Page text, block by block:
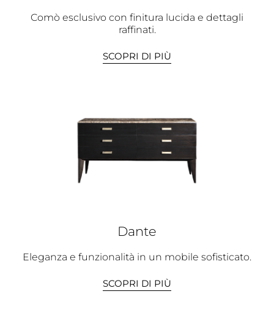
Comò esclusivo con finitura lucida e dettagli
raffinati.
SCOPRI DI PIÙ
Dante
Eleganza e funzionalità in un mobile sofisticato.
SCOPRI DI PIÙ